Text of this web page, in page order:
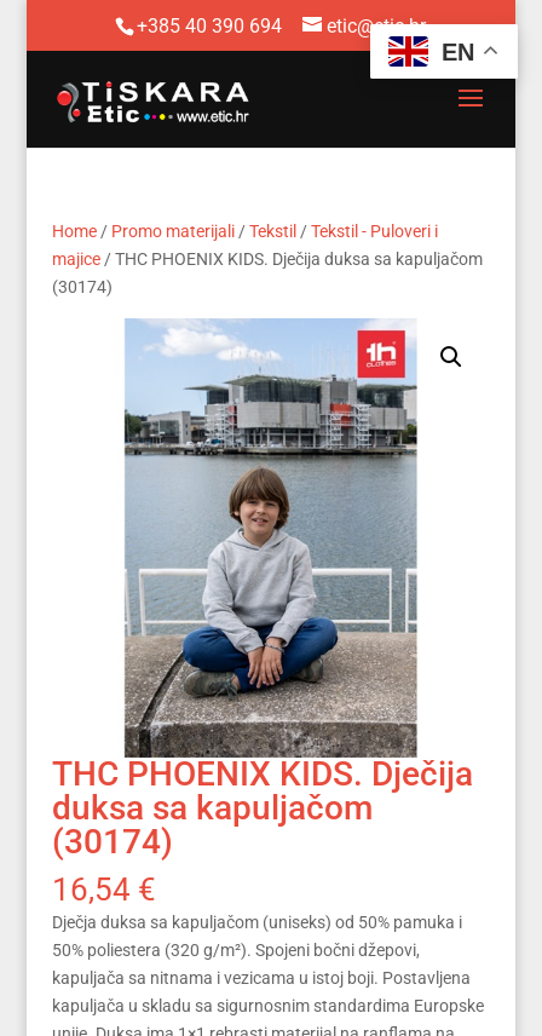
+385 40 390 694 etic@etic.hr
Home/ Promo materijali/Tekstil /Tekstil - Puloveri i
majice/ THC PHOENIX KIDS. Dječija duksa sa kapuljačom
(30174)
THC PHOENIX KIDS. Dječija
duksa sa kapuljačom
(30174)
16,54 €
Dječja duksa sa kapuljačom (uniseks) od 50% pamuka i
50% poliestera (320 g/m²). Spojeni bočni džepovi,
kapuljača sa nitnama i vezicama u istoj boji. Postavljena
kapuljača u skladu sa sigurnosnim standardima Europske
EN